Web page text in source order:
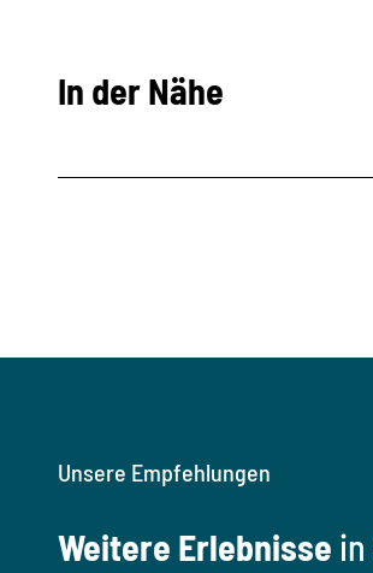
In der Nähe
Unsere Empfehlungen
Weitere Erlebnisse in